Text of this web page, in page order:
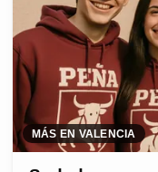
MÁS EN VALENCIA